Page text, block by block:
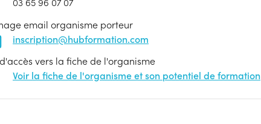
03 65 96 07 07
email organisme porteur
inscription@hubformation.com
vers la fiche de l'organisme
Voir la fiche de l'organisme et son potentiel de formation